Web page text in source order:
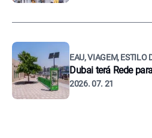
EAU, VIAGEM, ESTILO
Dubai terá Rede
2026. 07. 21